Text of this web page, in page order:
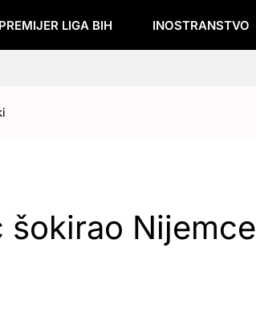
PREMIJER LIGA BIH INOSTRANSTVO
šokirao Nijemce